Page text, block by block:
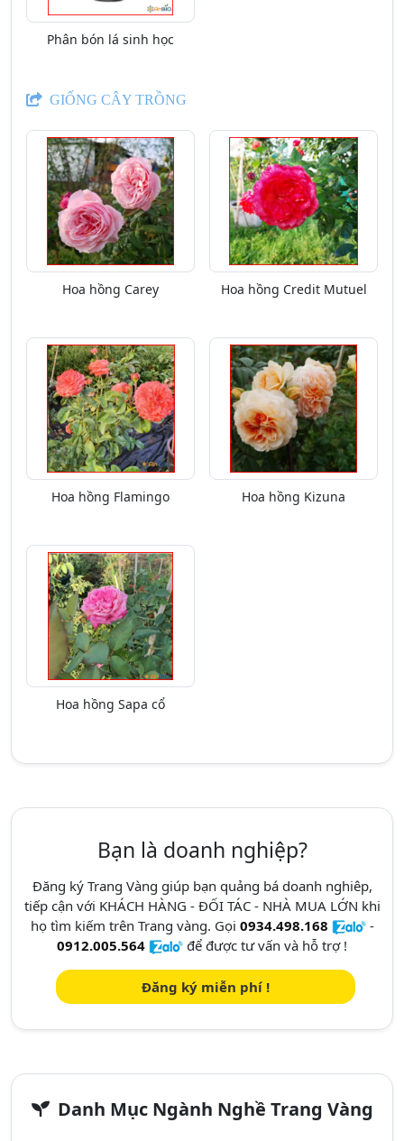
Phân bón lá sinh học
GIỐNG CÂY TRỒNG
Hoa hồng Carey Hoa hồng Credit Mutuel
Hoa hồng Flamingo Hoa hồng Kizuna
Hoa hồng Sapa cổ
Bạn là doanh nghiệp?
Đăng ký Trang Vàng giúp bạn quảng bá doanh nghiêp,
tiếp cận với KHÁCH HÀNG - ĐỐI TÁC - NHÀ MUA LỚN khi
họ tìm kiếm trên Trang vàng. Gọi 0934.498.168
-
0912.005.564
để được tư vấn và hỗ trợ !
Đăng ký miễn phí !
Danh Mục Ngành Nghề Trang Vàng